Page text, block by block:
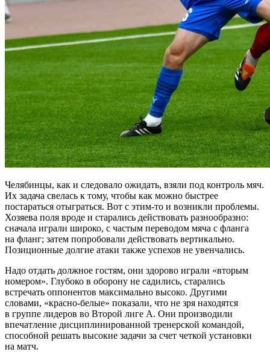
Челябинцы, как и следовало ожидать, взяли под контроль мяч.
Их задача свелась к тому, чтобы как можно быстрее
постараться отыграться. Вот с этим-то и возникли проблемы.
Хозяева поля вроде и старались действовать разнообразно:
сначала играли широко, с частым переводом мяча с фланга
на фланг; затем попробовали действовать вертикально.
Позиционные долгие атаки также успехов не увенчались.
Надо отдать должное гостям, они здорово играли «вторым
номером». Глубоко в оборону не садились, старались
встречать оппонентов максимально высоко. Другими
словами, «красно-белые» показали, что не зря находятся
в группе лидеров во Второй лиге А. Они производили
впечатление дисциплинированной тренерской командой,
способной решать высокие задачи за счет четкой установки
на матч.